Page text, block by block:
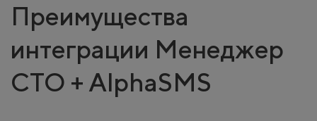
Преимущества
интеграции Менеджер
СТО + AlphaSMS